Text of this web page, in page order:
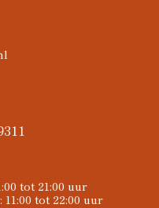
tot 21:00 uur
tot 22:00 uur